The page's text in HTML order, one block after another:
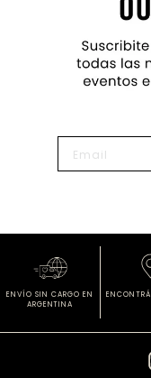
ENVÍO SIN CARGO EN
ARGENTINA
ENCONTRÁ